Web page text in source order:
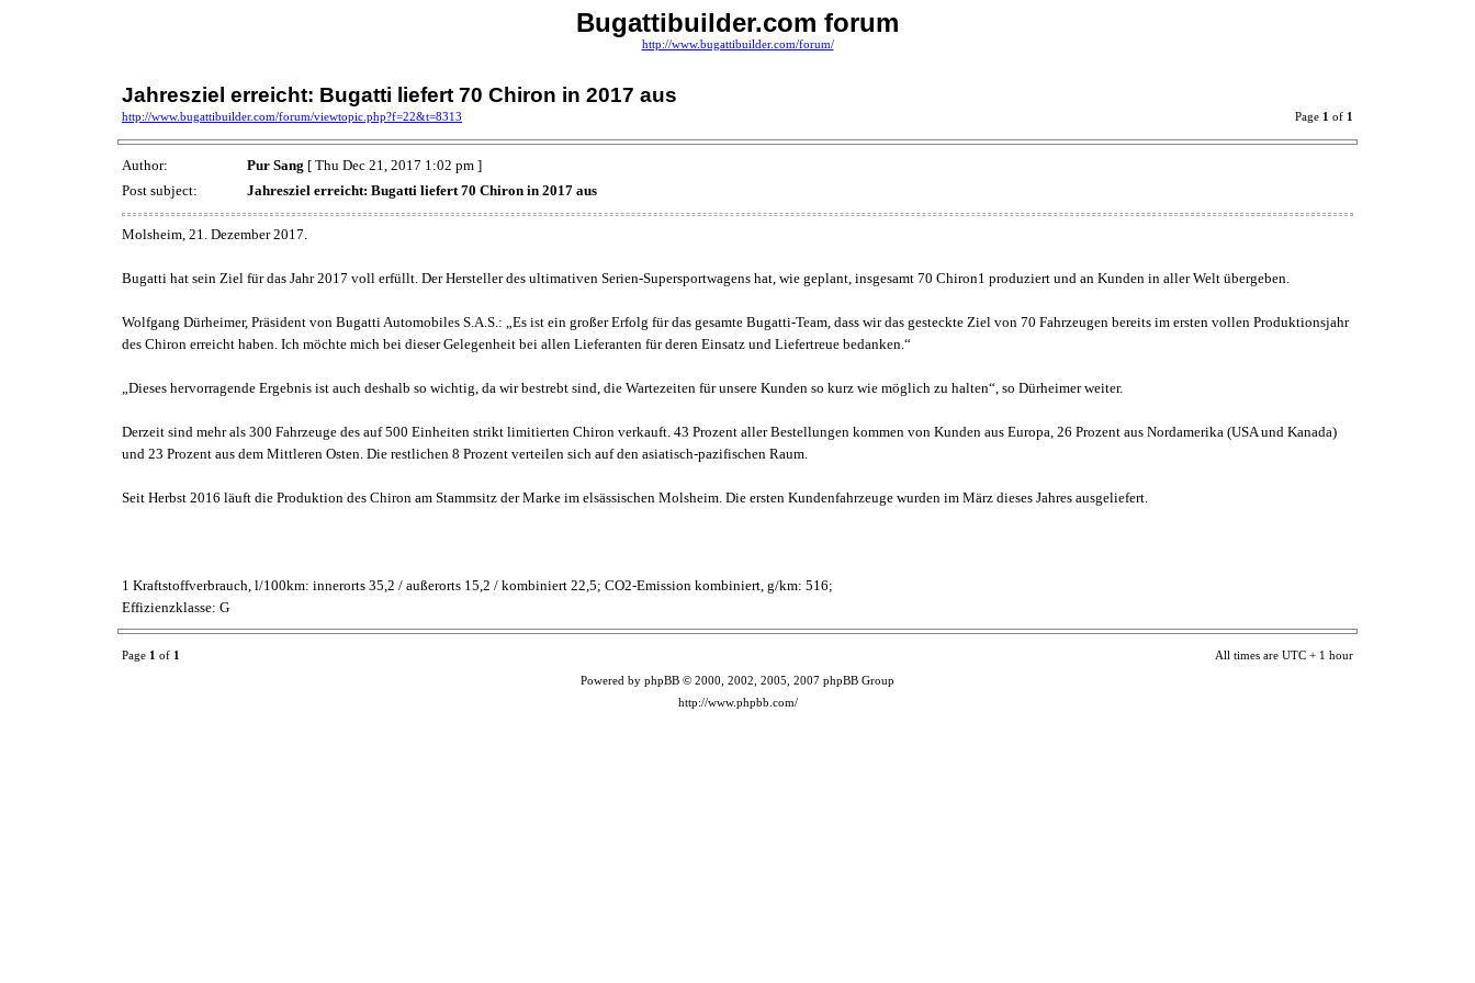
Bugattibuilder.com forum
http://www.bugattibuilder.com/forum/
Jahresziel erreicht: Bugatti liefert 70 Chiron in 2017 aus
http://www.bugattibuilder.com/forum/viewtopic.php?f=22&t=8313 Page 1 of 1
Author: Pur Sang [ Thu Dec 21, 2017 1:02 pm ]
Post subject:
Jahresziel erreicht: Bugatti liefert 70 Chiron in 2017 aus
Molsheim, 21. Dezember 2017.
Bugatti hat sein Ziel für das Jahr 2017 voll erfüllt. Der Hersteller des ultimativen Serien-Supersportwagens hat, wie geplant, insgesamt 70 Chiron1 produziert und an Kunden in aller Welt übergeben.
Wolfgang Dürheimer, Präsident von Bugatti Automobiles S.A.S.: „Es ist ein großer Erfolg für das gesamte Bugatti-Team, dass wir das gesteckte Ziel von 70 Fahrzeugen bereits im ersten vollen Produktionsjahr
des Chiron erreicht haben. Ich möchte mich bei dieser Gelegenheit bei allen Lieferanten für deren Einsatz und Liefertreue bedanken.“
„Dieses hervorragende Ergebnis ist auch deshalb so wichtig, da wir bestrebt sind, die Wartezeiten für unsere Kunden so kurz wie möglich zu halten“, so Dürheimer weiter.
Derzeit sind mehr als 300 Fahrzeuge des auf 500 Einheiten strikt limitierten Chiron verkauft. 43 Prozent aller Bestellungen kommen von Kunden aus Europa, 26 Prozent aus Nordamerika (USA und Kanada)
und 23 Prozent aus dem Mittleren Osten. Die restlichen 8 Prozent verteilen sich auf den asiatisch-pazifischen Raum.
Seit Herbst 2016 läuft die Produktion des Chiron am Stammsitz der Marke im elsässischen Molsheim. Die ersten Kundenfahrzeuge wurden im März dieses Jahres ausgeliefert.
1 Kraftstoffverbrauch, l/100km: innerorts 35,2 / außerorts 15,2 / kombiniert 22,5; CO2-Emission kombiniert, g/km: 516;
Effizienzklasse: G
Page 1 of 1 All times are UTC + 1 hour
Powered by phpBB © 2000, 2002, 2005, 2007 phpBB Group
http://www.phpbb.com/